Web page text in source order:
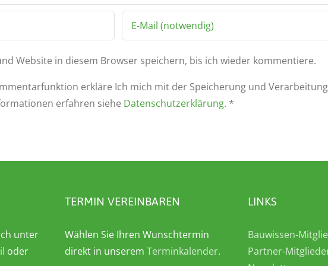
Website in diesem Browser speichern, bis ich wieder kommentiere.
erkläre Ich mich mit der Speicherung und
erfahren siehe Datenschutzerklärung. *
unter
oder
TERMIN VEREINBAREN
Wählen Sie Ihren Wunschtermin
direkt in unserem Terminkalender.
LINKS
Bauwissen-
Partner-